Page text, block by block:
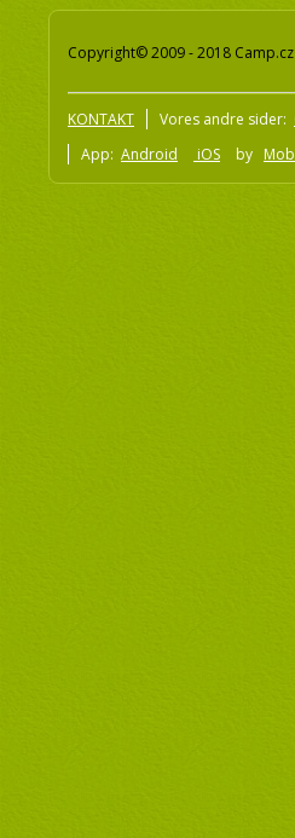
Copyright© 2009 - 2018
KONTAKT Vores andre sider:
App: Android iOS by